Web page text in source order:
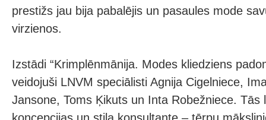
prestižs jau bija pabalējis un pasaules mode
virzienos.
Izstādi “Krimplēnmānija. Modes kliedziens
veidojuši LNVM speciālisti Agnija Cigelniece,
Jansone, Toms Ķikuts un Inta Robežniece. Tās